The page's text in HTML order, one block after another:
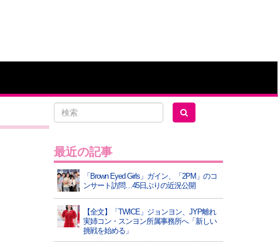
最近の記事
「Brown Eyed Girls」ガイン、「2PM」のコ
ンサート訪問…45日ぶりの近況公開
【全文】「TWICE」ジョンヨン、JYP離れ
実姉コン・スンヨン所属事務所へ「新しい
挑戦を始める」